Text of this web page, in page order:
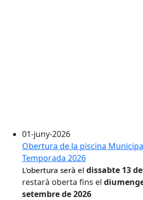
01-juny-2026
Obertura de la piscina
Temporada 2026
L'obertura serà el dissabte 13
restarà oberta fins el
setembre de 2026